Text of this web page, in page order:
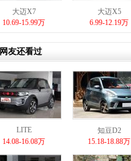
大迈X7
10.69-15.99万
大迈X5
6.99-12.19万
网友还看过
LITE
14.08-16.08万
知豆D2
15.18-18.88万